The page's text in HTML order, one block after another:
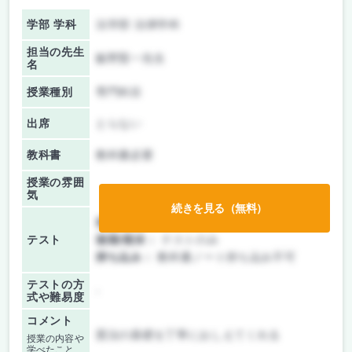
学部 学科
担当の先生
名
飯野賢一先生
授業種別
出席
教科書 教科書必要
授業の雰囲
気
テスト
前期/中間：
後期/期末：
持ち込み：
教科書ノート持ち込み不可
テストの方
式や難易度
コメント
授業の内容や
学べたこと
続きを見る（無料）